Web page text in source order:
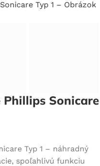
Sonicare
Typ 1 – náhradný
spoľahlivú funkciu